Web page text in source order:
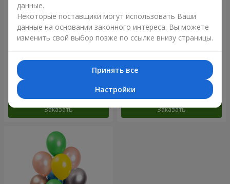
Фонтан шаров "Небо"
Заказать
Фонтан шаров "Розовое
золото"
Заказать
данные.
Некоторые поставщики могут использовать Ваши
данные на основании законного интереса. Вы можете
изменить свой выбор позже по ссылке внизу страницы.
Принять все
Настройки